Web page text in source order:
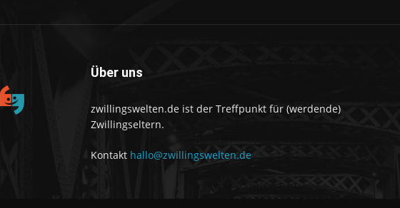
Über uns
zwillingswelten.de ist der Treffpunkt für (werdende)
Zwillingseltern.
Kontakt hallo@zwillingswelten.de